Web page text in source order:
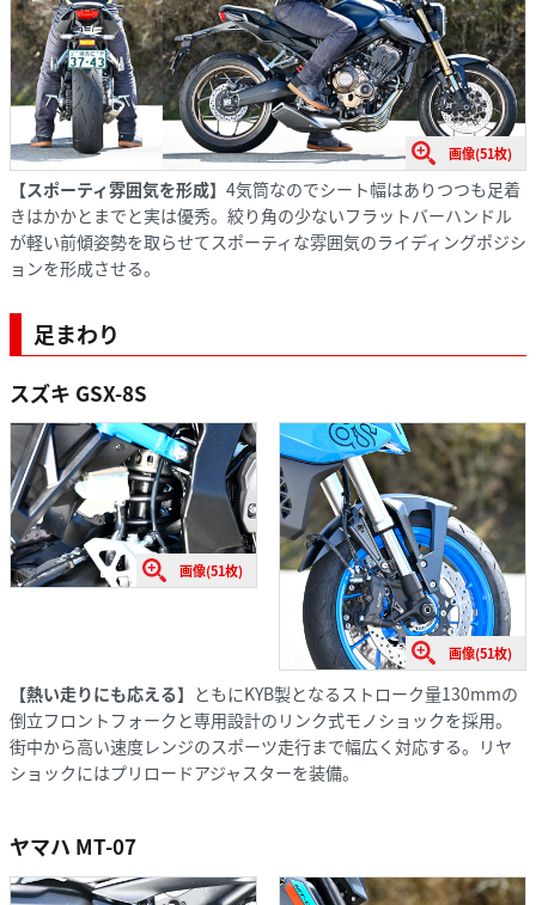
画像(51枚)
【スポーティ雰囲気を形成】 4気筒なのでシート幅はありつつも足着
きはかかとまでと実は優秀。絞り角の少ないフラットバーハンドル
が軽い前傾姿勢を取らせてスポーティな雰囲気のライディングポジシ
ョンを形成させる。
足まわり
スズキ GSX-8S
画像(51枚)
画像(51枚)
【熱い走りにも応える】 ともにKYB製となるストローク量130mmの
倒立フロントフォークと専用設計のリンク式モノショックを採用。
街中から高い速度レンジのスポーツ走行まで幅広く対応する。リヤ
ショックにはプリロードアジャスターを装備。
ヤマハ MT-07